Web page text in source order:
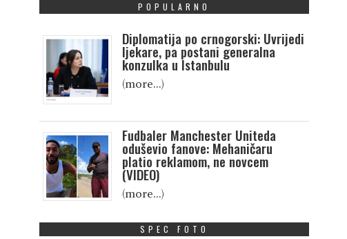
POPULARNO
Diplomatija po crnogorski: Uvrijedi
ljekare, pa postani generalna
konzulka u Istanbulu
(more…)
Fudbaler Manchester Uniteda
oduševio fanove: Mehaničaru
platio reklamom, ne novcem
(VIDEO)
(more…)
SPEC FOTO